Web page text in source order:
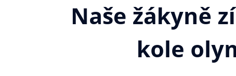
Naše žákyně
kole